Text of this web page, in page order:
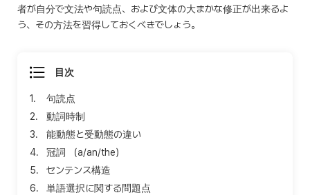
者が自分で文法や句読点、および文体の大まかな修正が出来るよ
う、その方法を習得しておくべきでしょう。
目次
1.
句読点
2.
動詞時制
3.
能動態と受動態の違い
4.
冠詞 （a/an/the）
5.
センテンス構造
6.
単語選択に関する問題点